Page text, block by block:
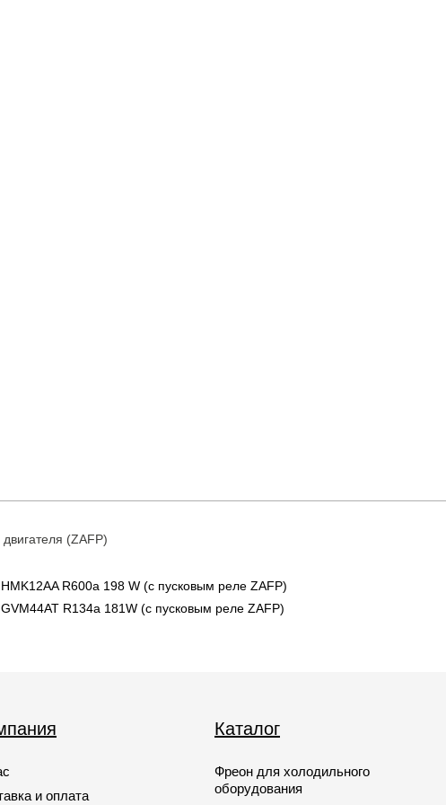
(ZAFP)
R600a 198 W (с пусковым реле ZAFP)
R134a 181W (с пусковым реле ZAFP)
и оплата
Каталог
Фреон для холодильного
оборудования